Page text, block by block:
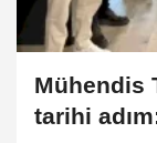
Mühendis
tarihi